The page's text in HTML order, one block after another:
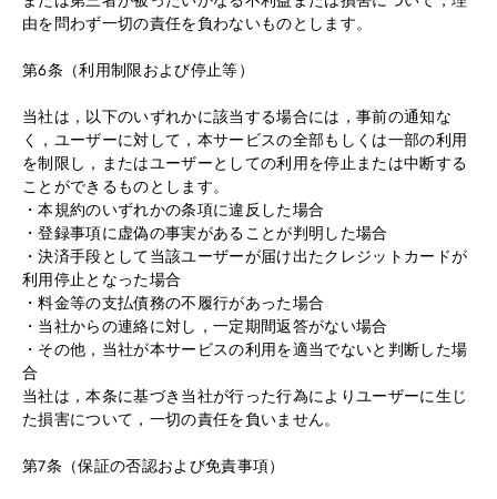
由を問わず一切の責任を負わないものとします。
第6条（利用制限および停止等）
当社は，以下のいずれかに該当する場合には，事前の通知な
く，ユーザーに対して，本サービスの全部もしくは一部の利用
を制限し，またはユーザーとしての利用を停止または中断する
ことができるものとします。
・本規約のいずれかの条項に違反した場合
・登録事項に虚偽の事実があることが判明した場合
・決済手段として当該ユーザーが届け出たクレジットカードが
利用停止となった場合
・料金等の支払債務の不履行があった場合
・当社からの連絡に対し，一定期間返答がない場合
・その他，当社が本サービスの利用を適当でないと判断した場
合
当社は，本条に基づき当社が行った行為によりユーザーに生じ
た損害について，一切の責任を負いません。
第7条（保証の否認および免責事項）